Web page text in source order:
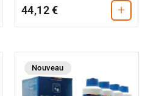
44,12 € +
Nouveau